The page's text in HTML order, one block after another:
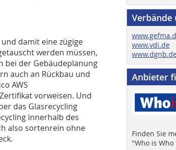
damit eine zügige
werden müssen,
bei der Gebäudeplanung
auch an Rückbau und
AWS
vorweisen. Und
das Glasrecycling
innerhalb des
also sortenrein ohne
Verbände
www.vdi.de
Anbieter
Finden Sie
"Who is